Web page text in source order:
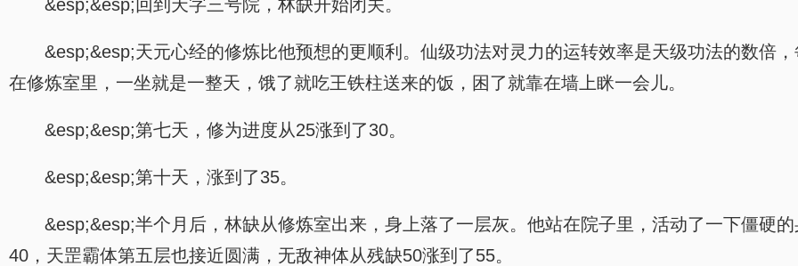
&esp;&esp;回到天字三号院，林缺开始闭关。
&esp;&esp;天元心经的修炼比他预想的更顺利。仙级功法对灵力的运转效率是天级功法的数倍
在修炼室里，一坐就是一整天，饿了就吃王铁柱送来的饭，困了就靠在墙上眯一会儿。
&esp;&esp;第七天，修为进度从25涨到了30。
&esp;&esp;第十天，涨到了35。
&esp;&esp;半个月后，林缺从修炼室出来，身上落了一层灰。他站在院子里，活动了一下僵硬
40，天罡霸体第五层也接近圆满，无敌神体从残缺50涨到了55。